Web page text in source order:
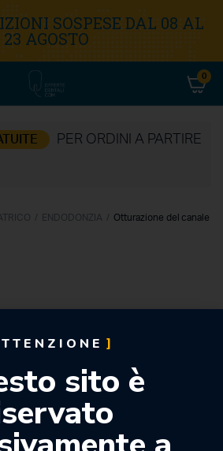
SOSPESE DAL 08 AL
23 AGOSTO
0
PER ORDINI A PARTIRE
ENDODONZIA Otturazione del canale
sito è